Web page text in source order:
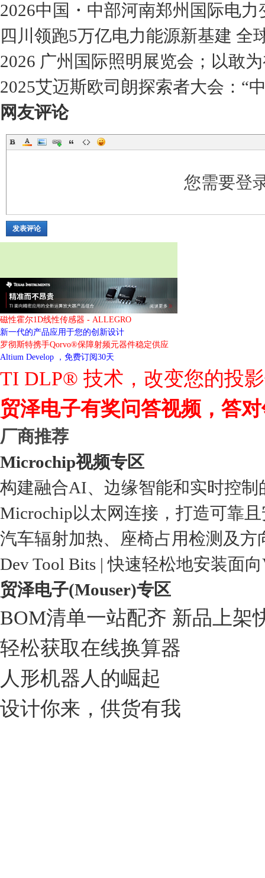
2026中国・中部河南郑州国际电
四川领跑5万亿电力能源新基建 全
2026 广州国际照明展览会；以敢
2025艾迈斯欧司朗探索者大会：“
网友评论
您需要登
发表评论
磁性霍尔1D线性传感器 - ALLEGRO
新一代的产品应用于您的创新设计
罗彻斯特携手Qorvo®保障射频元器件稳定供应
Altium Develop ，免费订阅30天
TI DLP® 技术，改变您的投
贸泽电子有奖问答视频，答
厂商推荐
Microchip视频专区
构建融合AI、边缘智能和实时控制
Microchip以太网连接，打造可靠
汽车辐射加热、座椅占用检测及
Dev Tool Bits | 快速轻松地安装面
贸泽电子(Mouser)专区
BOM清单一站配齐 新品上架
轻松获取在线换算器
人形机器人的崛起
设计你来，供货有我